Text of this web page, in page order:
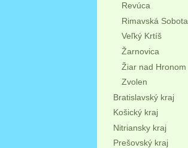
Revúca
Rimavská Sobota
Veľký Krtíš
Žarnovica
Žiar nad Hronom
Zvolen
Bratislavský kraj
Košický kraj
Nitriansky kraj
Prešovský kraj